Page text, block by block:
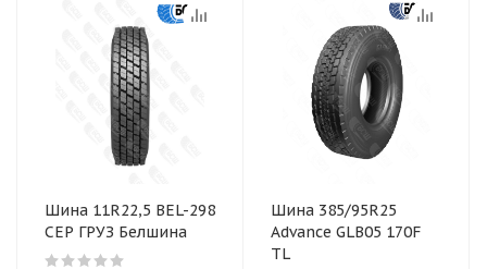
Шина 11R22,5 BEL-298
СЕР ГРУЗ Белшина
Шина 385/95R25
Advance GLB05 170F
TL